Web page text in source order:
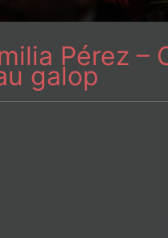
Pérez –
galop